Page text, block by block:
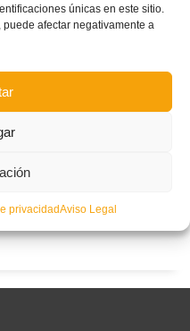
únicas en este sitio.
afectar negativamente a
privacidadAviso Legal
de fútbol Licencia UEFA
2026 (agotadas las
las competiciones
fútbol UEFA B en Valencia,